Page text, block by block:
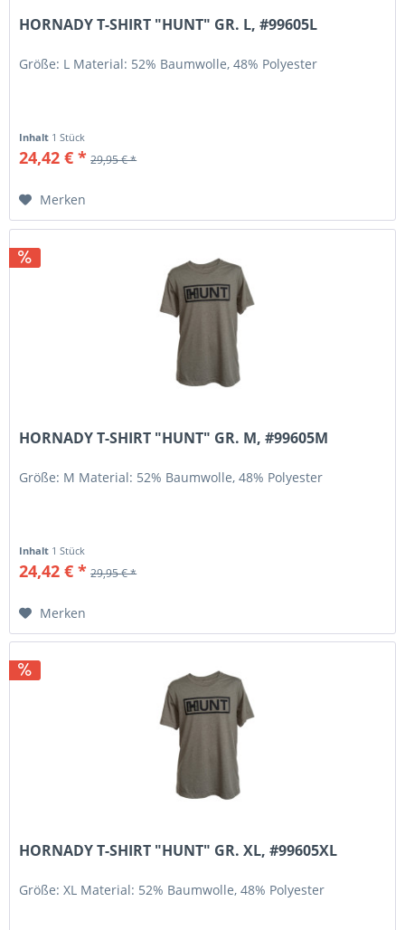
HORNADY T-SHIRT "HUNT" GR. L, #99605L
Größe: L Material: 52% Baumwolle, 48% Polyester
Inhalt 1 Stück
24,42 € * 29,95 € *
Merken
HORNADY T-SHIRT "HUNT" GR. M, #99605M
Größe: M Material: 52% Baumwolle, 48% Polyester
Inhalt 1 Stück
24,42 € * 29,95 € *
Merken
HORNADY T-SHIRT "HUNT" GR. XL, #99605XL
Größe: XL Material: 52% Baumwolle, 48% Polyester